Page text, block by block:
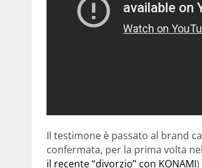
Il testimone è passato al brand
confermata, per la prima volta
il recente “divorzio” con KONAMI